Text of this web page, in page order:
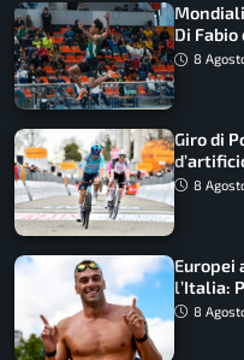
Di
8
Giro di
maglia
8
Europei
l’Italia:
8